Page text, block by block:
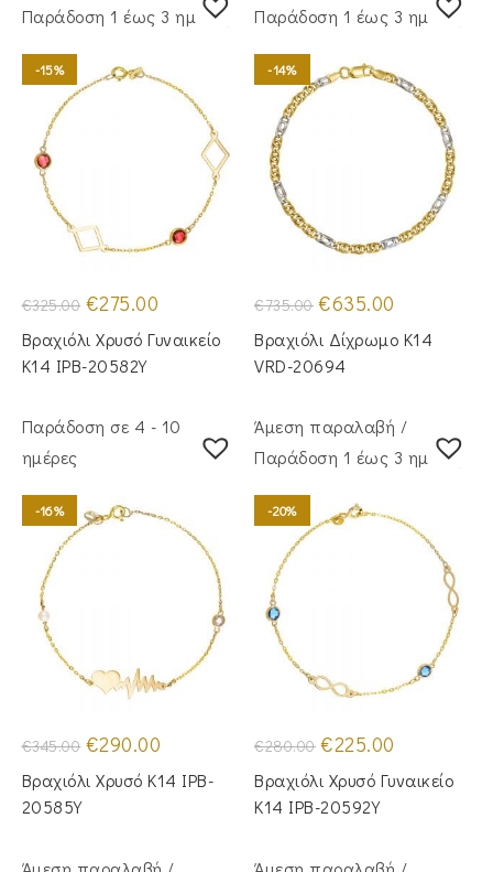
Παράδoση 1 έως 3 ημέρες
-15%
€325.00 Original
price
was:
€325.00.
€275.00
είναι:
Βραχιόλι Χρυσό Γυναικείο
Κ14 IPB-20582Y
Παράδoση 1 έως 3 ημέρες
-14%
€735.00 Original
price
was:
€735.00.
€635.00
τιμή
είναι:
Βραχιόλι Δίχρωμο Κ14
VRD-20694
Παράδοση σε 4 - 10
ημέρες
-16%
€345.00 Original
price
was:
€345.00.
€290.00
τιμή
είναι:
Βραχιόλι Χρυσό Κ14 IPB-
20585Y
Άμεση παραλαβή /
Παράδoση 1 έως 3 ημέρες
-20%
€280.00 Original
price
was:
€280.00.
€225.00
είναι:
Βραχιόλι Χρυσό Γυναικείο
Κ14 IPB-20592Y